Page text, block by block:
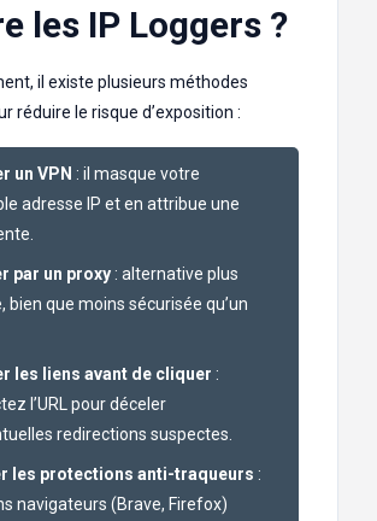
les IP Loggers ?
il existe plusieurs méthodes
réduire le risque d’exposition :
un VPN : il masque votre
adresse IP et en attribue une
par un proxy : alternative plus
bien que moins sécurisée qu’un
les liens avant de cliquer :
l’URL pour déceler
redirections suspectes.
les protections anti-traqueurs :
navigateurs (Brave, Firefox)